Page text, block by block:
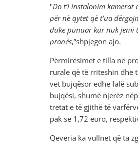
"Do t’i instalonim
për në qytet që t’ua
duke punuar kur nuk jemi
pronës,”shpjegon ajo.
Përmirësimet e tilla në
rurale që të rriteshin dhe
vet bujqësor edhe falë
bujqësi, shumë njerëz
tretat e të gjithë të
pak se 1,72 euro,
Qeveria ka vullnet që ta